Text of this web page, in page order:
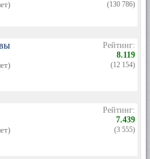
она сыграла слепую
головой пронес через
Степанидой.
с театром, Варвара Попова
Её светлый облик
немногих фильмах. Скончалась
году, когда ей было почти 90
(130 786)
Рейтинг:
8.119
(12 154)
Рейтинг:
7.439
(3 555)